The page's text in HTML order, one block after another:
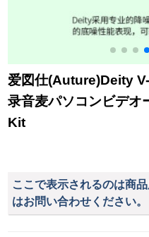
爱図仕(Auture)Deity
录音麦パソコンビデ
Kit
ここで表示されるのは商
はお問い合わせください。